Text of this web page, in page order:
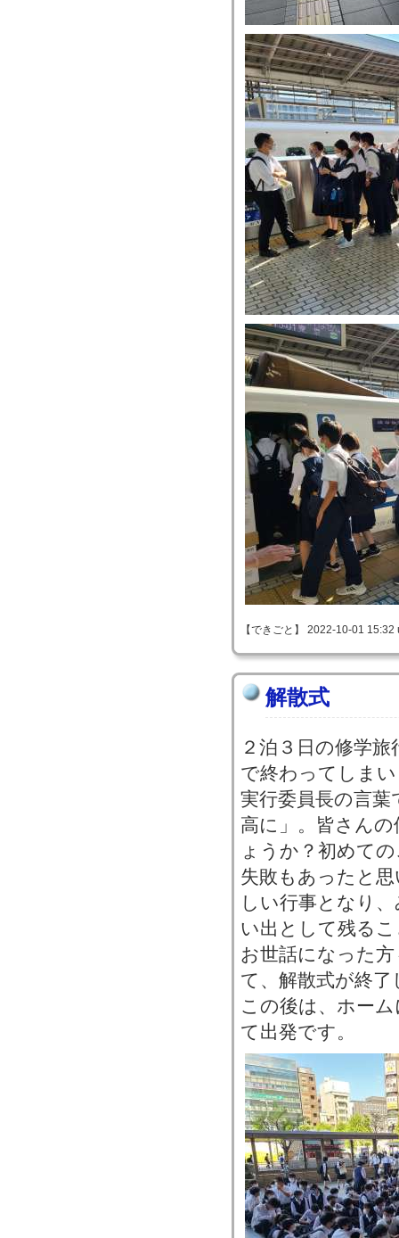
【できごと】 2022-10-01
解散式
２泊３日の修学
で終わってしま
実行委員長の言
高に」。皆さん
ょうか？初めて
失敗もあったと
しい行事となり
い出として残る
お世話になった
て、解散式が終
この後は、ホー
て出発です。